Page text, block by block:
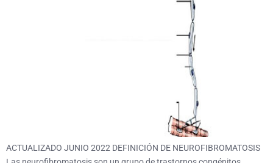
ACTUALIZADO JUNIO 2022 DEFINICIÓN DE NEUROFIBROMATOSIS